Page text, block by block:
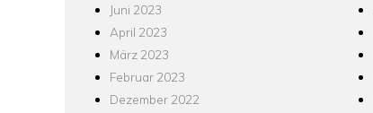
Juni 2023
April 2023
März 2023
Februar 2023
Dezember 2022